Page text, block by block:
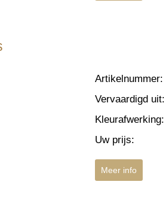
Artikelnummer:
Vervaardigd uit:
Kleurafwerking:
Uw prijs:
Meer info